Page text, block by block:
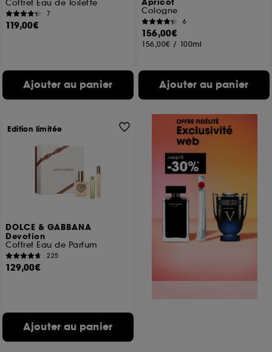
Coffret Eau de Toilette
7
119,00€
Ajouter au panier
Apricot
Cologne
6
156,00€
156,00€ / 100ml
Ajouter au panier
DOLCE & GABBANA
Devotion
Coffret Eau de Parfum
225
129,00€
Ajouter au panier
Edition limitée